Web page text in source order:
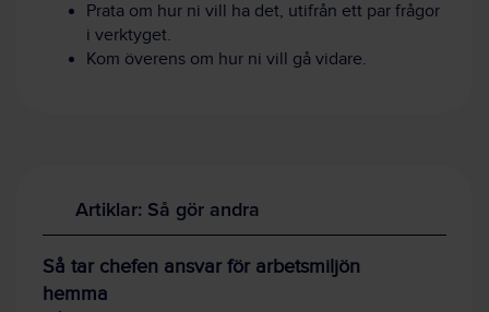
Prata om hur ni vill ha det, utifrån ett par frågor
i verktyget.
Kom överens om hur ni vill gå vidare.
Artiklar: Så gör andra
Så tar chefen ansvar för arbetsmiljön
hemma